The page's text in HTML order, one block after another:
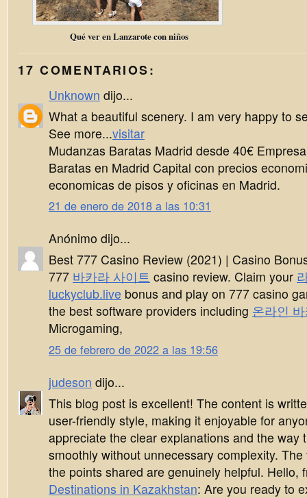
Qué ver en Lanzarote con niños
17 COMENTARIOS:
Unknown dijo...
What a beautiful scenery. I am very happy to
See more...visitar
Mudanzas Baratas Madrid desde 40€
Baratas en Madrid Capital con precios
economicas de pisos y oficinas en Madrid.
21 de enero de 2018 a las 10:31
Anónimo dijo...
Best 777 Casino Review (2021) | Casino
777 바카라 사이트 casino review. Claim your
luckyclub.live bonus and play on 777 casino
the best software providers including 온라인
Microgaming,
25 de febrero de 2022 a las 19:56
judeson dijo...
This blog post is excellent! The content is
user-friendly style, making it enjoyable for
appreciate the clear explanations and the way
smoothly without unnecessary complexity.
the points shared are genuinely helpful. Hello,
Destinations in Kazakhstan: Are you ready to